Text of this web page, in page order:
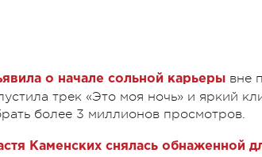
о начале сольной карьеры вне
трек «Это моя ночь» и яркий
более 3 миллионов просмотров.
Каменских снялась обнаженной